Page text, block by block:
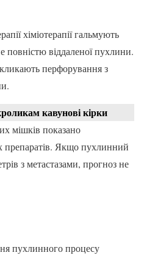
хіміотерапії гальмують
повністю віддаленої пухлини.
перфорування з
кавунові кірки
мішків показано
препаратів. Якщо пухлинний
з метастазами, прогноз не
пухлинного процесу